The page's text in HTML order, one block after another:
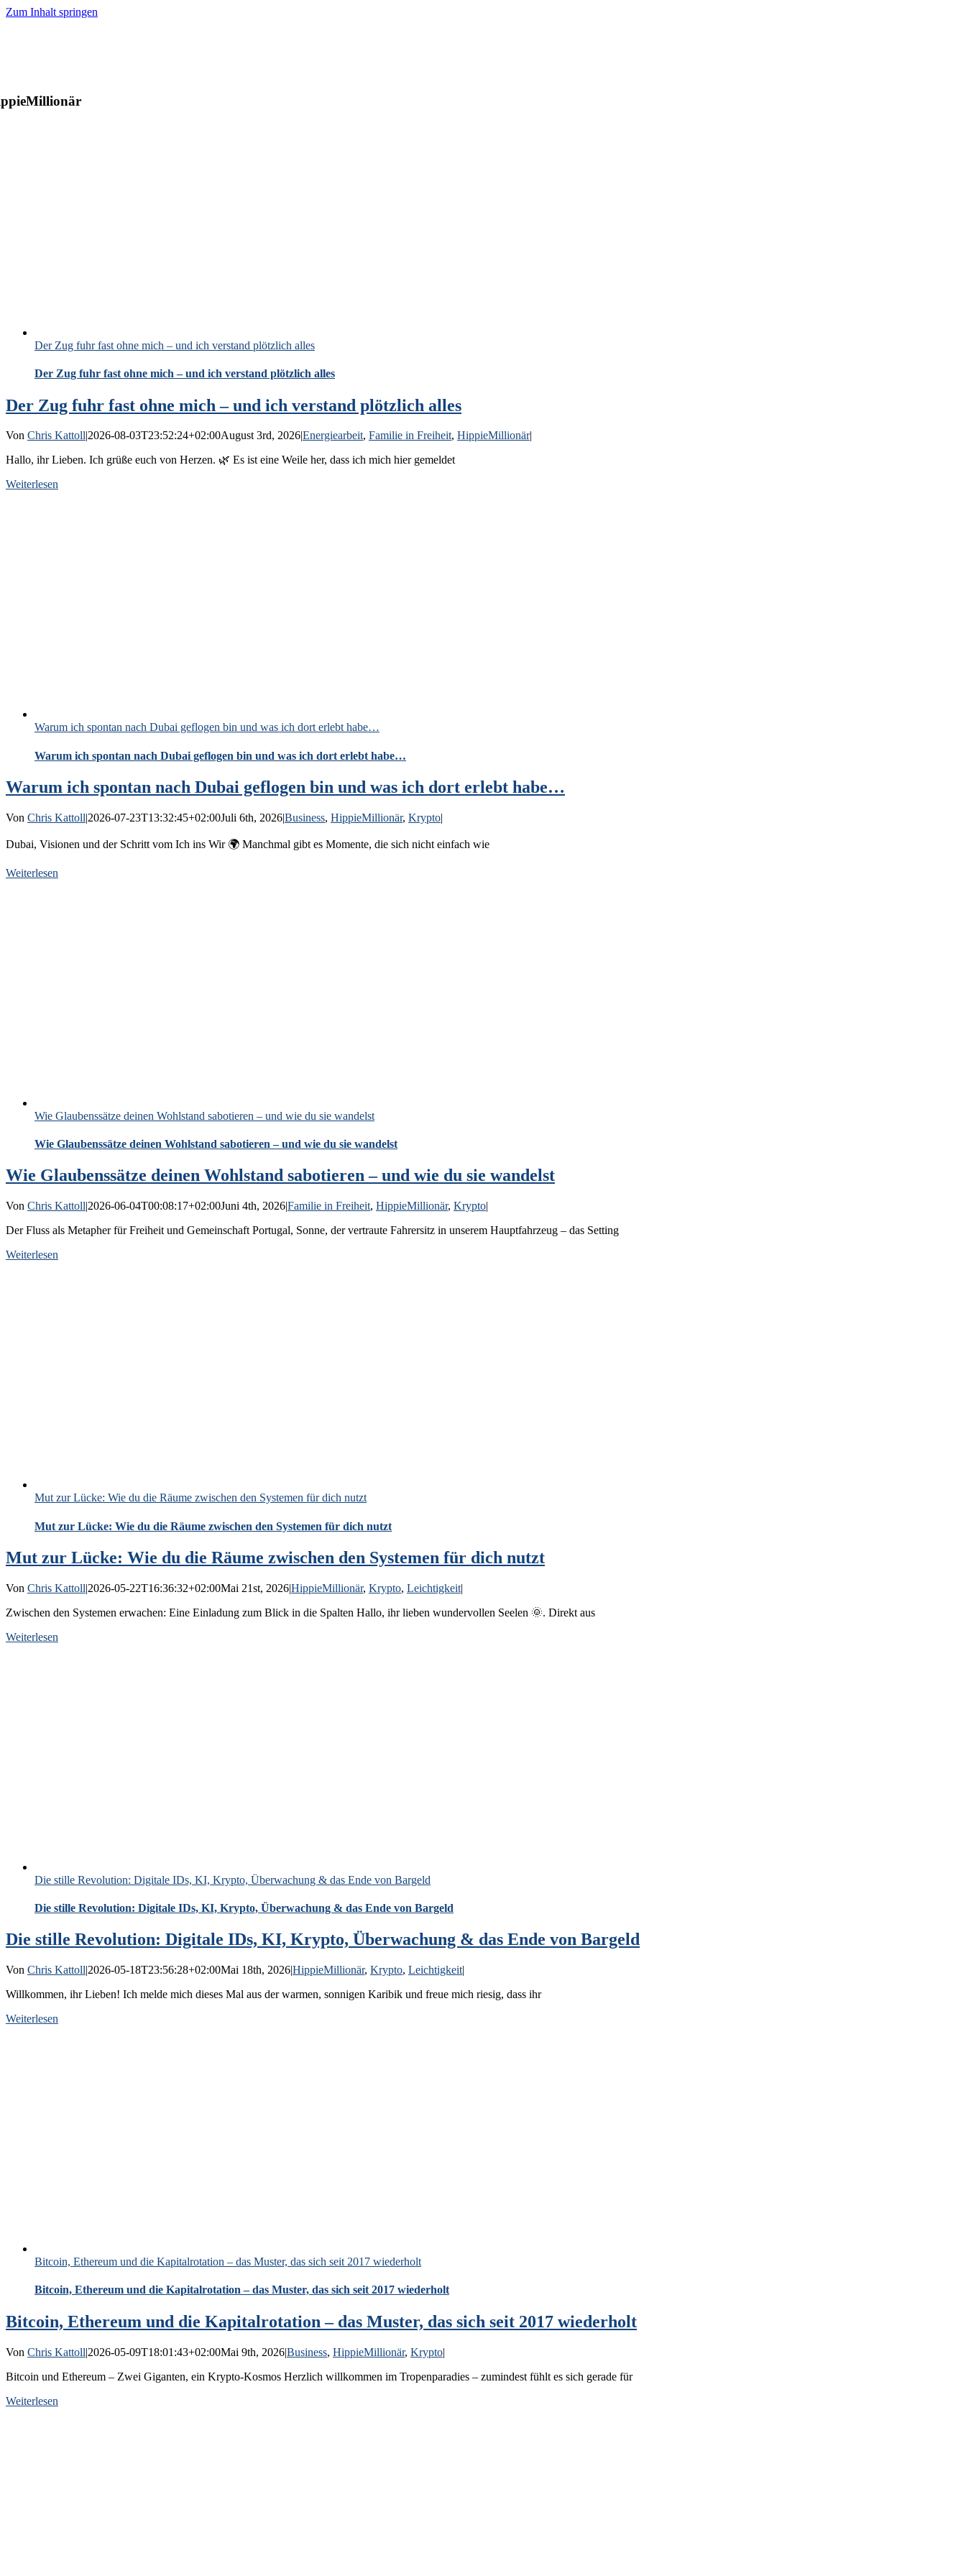
Zum Inhalt springen
Der Zug fuhr fast ohne mich – und ich verstand plötzlich alles
Der Zug fuhr fast ohne mich – und ich verstand plötzlich alles
Der Zug fuhr fast ohne mich – und ich verstand plötzlich alles
Von Chris Kattoll|2026-08-03T23:52:24+02:00August 3rd, 2026|Energiearbeit, Familie in Freiheit, HippieMillionär|
Hallo, ihr Lieben. Ich grüße euch von Herzen. 🌿 Es ist eine Weile her, dass ich mich hier gemeldet
Weiterlesen
Warum ich spontan nach Dubai geflogen bin und was ich dort erlebt habe…
Warum ich spontan nach Dubai geflogen bin und was ich dort erlebt habe…
Warum ich spontan nach Dubai geflogen bin und was ich dort erlebt habe…
Von Chris Kattoll|2026-07-23T13:32:45+02:00Juli 6th, 2026|Business, HippieMillionär, Krypto|
Dubai, Visionen und der Schritt vom Ich ins Wir 🌍 Manchmal gibt es Momente, die sich nicht einfach wie
Weiterlesen
Wie Glaubenssätze deinen Wohlstand sabotieren – und wie du sie wandelst
Wie Glaubenssätze deinen Wohlstand sabotieren – und wie du sie wandelst
Wie Glaubenssätze deinen Wohlstand sabotieren – und wie du sie wandelst
Von Chris Kattoll|2026-06-04T00:08:17+02:00Juni 4th, 2026|Familie in Freiheit, HippieMillionär, Krypto|
Der Fluss als Metapher für Freiheit und Gemeinschaft Portugal, Sonne, der vertraute Fahrersitz in unserem Hauptfahrzeug – das Setting
Weiterlesen
Mut zur Lücke: Wie du die Räume zwischen den Systemen für dich nutzt
Mut zur Lücke: Wie du die Räume zwischen den Systemen für dich nutzt
Mut zur Lücke: Wie du die Räume zwischen den Systemen für dich nutzt
Von Chris Kattoll|2026-05-22T16:36:32+02:00Mai 21st, 2026|HippieMillionär, Krypto, Leichtigkeit|
Zwischen den Systemen erwachen: Eine Einladung zum Blick in die Spalten Hallo, ihr lieben wundervollen Seelen 🌞. Direkt aus
Weiterlesen
Die stille Revolution: Digitale IDs, KI, Krypto, Überwachung & das Ende von Bargeld
Die stille Revolution: Digitale IDs, KI, Krypto, Überwachung & das Ende von Bargeld
Die stille Revolution: Digitale IDs, KI, Krypto, Überwachung & das Ende von Bargeld
Von Chris Kattoll|2026-05-18T23:56:28+02:00Mai 18th, 2026|HippieMillionär, Krypto, Leichtigkeit|
Willkommen, ihr Lieben! Ich melde mich dieses Mal aus der warmen, sonnigen Karibik und freue mich riesig, dass ihr
Weiterlesen
Bitcoin, Ethereum und die Kapitalrotation – das Muster, das sich seit 2017 wiederholt
Bitcoin, Ethereum und die Kapitalrotation – das Muster, das sich seit 2017 wiederholt
Bitcoin, Ethereum und die Kapitalrotation – das Muster, das sich seit 2017 wiederholt
Von Chris Kattoll|2026-05-09T18:01:43+02:00Mai 9th, 2026|Business, HippieMillionär, Krypto|
Bitcoin und Ethereum – Zwei Giganten, ein Krypto-Kosmos Herzlich willkommen im Tropenparadies – zumindest fühlt es sich gerade für
Weiterlesen